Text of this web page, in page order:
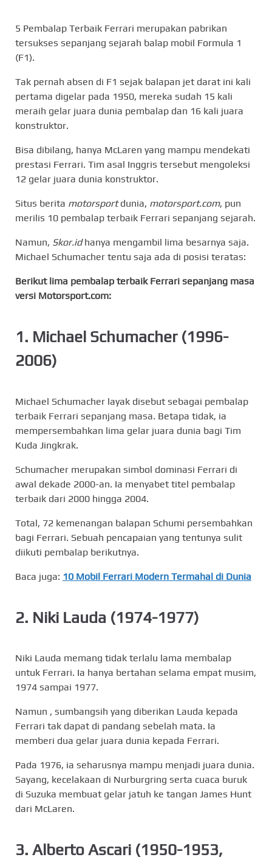
5 Pembalap Terbaik Ferrari merupakan pabrikan
tersukses sepanjang sejarah balap mobil Formula 1
(F1).
Tak pernah absen di F1 sejak balapan jet darat ini kali
pertama digelar pada 1950, mereka sudah 15 kali
meraih gelar juara dunia pembalap dan 16 kali juara
konstruktor.
Bisa dibilang, hanya McLaren yang mampu mendekati
prestasi Ferrari. Tim asal Inggris tersebut mengoleksi
12 gelar juara dunia konstruktor.
Situs berita motorsportdunia, motorsport.com, pun
merilis 10 pembalap terbaik Ferrari sepanjang sejarah.
Namun, Skor.idhanya mengambil lima besarnya saja.
Michael Schumacher tentu saja ada di posisi teratas:
Berikut lima pembalap terbaik Ferrari sepanjang masa
versi Motorsport.com:
1. Michael Schumacher (1996-
2006)
Michael Schumacher layak disebut sebagai pembalap
terbaik Ferrari sepanjang masa. Betapa tidak, ia
mempersembahkan lima gelar juara dunia bagi Tim
Kuda Jingkrak.
Schumacher merupakan simbol dominasi Ferrari di
awal dekade 2000-an. Ia menyabet titel pembalap
terbaik dari 2000 hingga 2004.
Total, 72 kemenangan balapan Schumi persembahkan
bagi Ferrari. Sebuah pencapaian yang tentunya sulit
diikuti pembalap berikutnya.
Baca juga: 10 Mobil Ferrari Modern Termahal di Dunia
2. Niki Lauda (1974-1977)
Niki Lauda memang tidak terlalu lama membalap
untuk Ferrari. Ia hanya bertahan selama empat musim,
1974 sampai 1977.
Namun , sumbangsih yang diberikan Lauda kepada
Ferrari tak dapat di pandang sebelah mata. Ia
memberi dua gelar juara dunia kepada Ferrari.
Pada 1976, ia seharusnya mampu menjadi juara dunia.
Sayang, kecelakaan di Nurburgring serta cuaca buruk
di Suzuka membuat gelar jatuh ke tangan James Hunt
dari McLaren.
3. Alberto Ascari (1950-1953,